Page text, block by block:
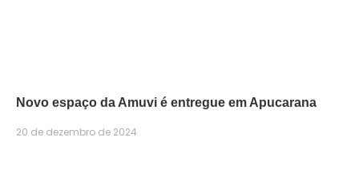
Novo espaço da Amuvi é entregue em Apucarana
20 de dezembro de 2024